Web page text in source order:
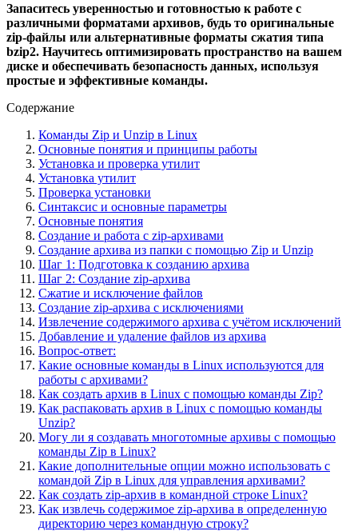
Запаситесь уверенностью и готовностью к работе с
различными форматами архивов, будь то оригинальные
zip-файлы или альтернативные форматы сжатия типа
bzip2. Научитесь оптимизировать пространство на вашем
диске и обеспечивать безопасность данных, используя
простые и эффективные команды.
Содержание
Команды Zip и Unzip в Linux
Основные понятия и принципы работы
Установка и проверка утилит
Установка утилит
Проверка установки
Синтаксис и основные параметры
Основные понятия
Создание и работа с zip-архивами
Создание архива из папки с помощью Zip и Unzip
Шаг 1: Подготовка к созданию архива
Шаг 2: Создание zip-архива
Сжатие и исключение файлов
Создание zip-архива с исключениями
Извлечение содержимого архива с учётом исключений
Добавление и удаление файлов из архива
Вопрос-ответ:
Какие основные команды в Linux используются для
работы с архивами?
Как создать архив в Linux с помощью команды Zip?
Как распаковать архив в Linux с помощью команды
Unzip?
Могу ли я создавать многотомные архивы с помощью
команды Zip в Linux?
Какие дополнительные опции можно использовать с
командой Zip в Linux для управления архивами?
Как создать zip-архив в командной строке Linux?
Как извлечь содержимое zip-архива в определенную
директорию через командную строку?